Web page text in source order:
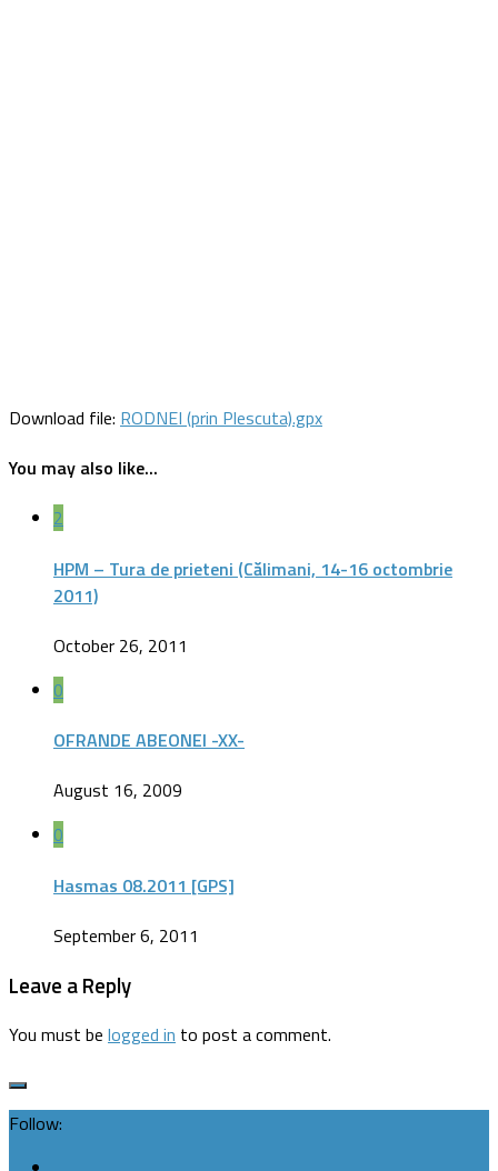
Download file: RODNEI (prin Plescuta).gpx
You may also like...
2
HPM – Tura de prieteni (Călimani, 14-16 octombrie
2011)
October 26, 2011
0
OFRANDE ABEONEI -XX-
August 16, 2009
0
Hasmas 08.2011 [GPS]
September 6, 2011
Leave a Reply
You must be logged in to post a comment.
Follow: